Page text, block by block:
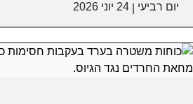
יום רביעי 24 יוני 2026